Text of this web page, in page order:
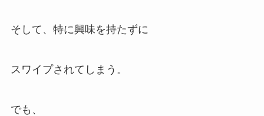
そして、特に興味を持たずに
スワイプされてしまう。
でも、